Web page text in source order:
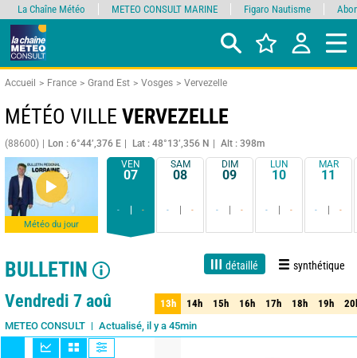
Accueil France Grand Est Vosges Vervezelle
MÉTÉO VILLE VERVEZELLE
(88600) Lon : 6°44’,376 E Lat : 48°13’,356 N Alt : 398m
Météo du jour
VEN
07
- -
SAM
08
- -
DIM
09
- -
LUN
10
- -
MAR
11
- -
BULLETIN détaillé synthétique
Live 1 jour 3 jours 15 jours Fiabilité 90%
Vendredi 7 aoû
METEO CONSULT Actualisé, il y a 45min
13h 14h 15h 16h 17h 18h 19h
13h 14h 15h 16h 17h 18h 19h
La Chaîne Météo METEO CONSULT MARINE Figaro Nautisme